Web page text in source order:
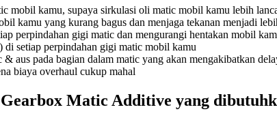
mobil kamu, supaya sirkulasi oli matic mobil kamu lebih
kamu yang kurang bagus dan menjaga tekanan menjadi
perpindahan gigi matic dan mengurangi hentakan mobil
di setiap perpindahan gigi matic mobil kamu
aus pada bagian dalam matic yang akan mengakibatkan
biaya overhaul cukup mahal
Matic Additive yang